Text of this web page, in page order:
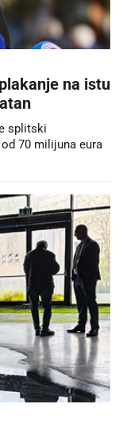
na istu
splitski
70 milijuna eura